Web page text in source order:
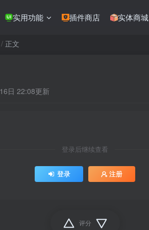
实用功能 插件商店 实体商城
正文
日 22:08更新
登录后继续查看
登录 注册
评分